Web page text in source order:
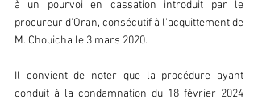
à un pourvoi en cassation introduit par le
procureur d'Oran, consécutif à l'acquittement de
M. Chouicha le 3 mars 2020.
Il convient de noter que la procédure ayant
conduit à la condamnation du 18 février 2024